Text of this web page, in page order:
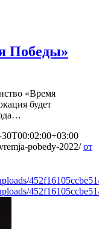
Победы»
«Время
будет
30T00:02:00+03:00
pobedy-2022/ от